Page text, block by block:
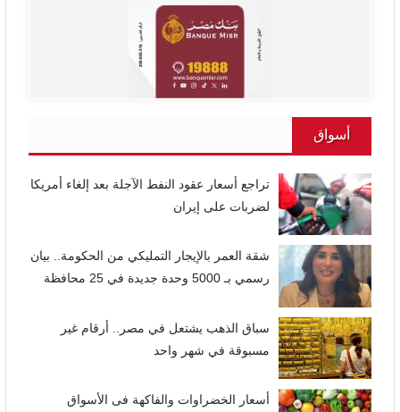
أسواق
تراجع أسعار عقود النفط الآجلة بعد إلغاء أمريكا
لضربات على إيران
شقة العمر بالإيجار التمليكي من الحكومة.. بيان
رسمي بـ 5000 وحدة جديدة في 25 محافظة
سباق الذهب يشتعل في مصر.. أرقام غير
مسبوقة في شهر واحد
أسعار الخضراوات والفاكهة فى الأسواق